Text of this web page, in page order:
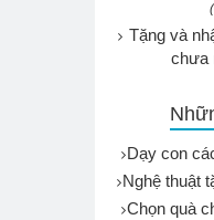
Tặng và
chưa
Dạy con
Nghệ thuật
Chọn quà